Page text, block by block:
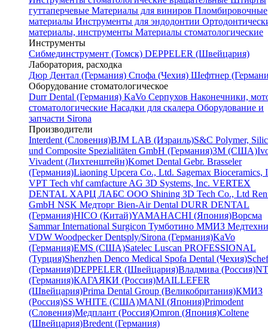
гуттаперчевые Материалы для виниров Пломбировочные
материалы Инструменты для эндодонтии
материалы, инструменты Материалы стоматологические
Инструменты
Cибмединструмент (Томск) DEPPELER (Швейцария)
Лаборатория, расходка
Дюр Дентал (Германия) Спофа (Чехия) Шефтнер
Оборудование стоматологическое
Durr Dental (Германия) KaVo Серпухов Наконечники,
стоматологические Насадки для скалера Оборудование и
запчасти Sirona
Производители
Interdent (Словения)BJM LAB (Израиль)S&C Polymer,
und Composite Spezialitäten GmbH (Германия)3M (США)
Vivadent (Лихтенштейн)Komet Dental Gebr. Brasseler
(Германия)Liaoning Upcera Co., Ltd. Sagemax Bioceramics,
VPT Tech vhf camfacture AG 3D Systems, Inc. VERTEX
DENTAL ХАРЦ ЛАБС ООО Shining 3D Tech Co., Ltd
GmbH NSK Медторг Bien-Air Dental DURR DENTAL
(Германия)HICO (Китай)YAMAHACHI (Япония)Ворсма
Sammar International Surgicon Тумботино ММИЗ
VDW WoodpeckerDentsply/Sirona (Германия)KaVo
(Германия)EMS (США)Satelec Luscan PROFESSIONAL
(Турция)Shenzhen Denco Medical Spofa Dental (Чехия)
(Германия)DEPPELER (Швейцария)Владмива (Россия)
(Германия)КАГАЯКИ (Россия)MAILLEFER
(Швейцария)Prima Dental Group (Великобритания)КМИЗ
(Россия)SS WHITE (США)MANI (Япония)Primodent
(Словения)Медплант (Россия)Omron (Япония)Coltene
(Швейцария)Bredent (Германия)